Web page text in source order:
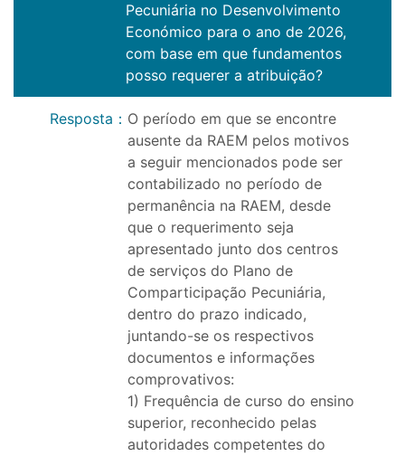
Pecuniária no Desenvolvimento
Económico para o ano de 2026,
com base em que fundamentos
posso requerer a atribuição?
Resposta ： O período em que se encontre
ausente da RAEM pelos motivos
a seguir mencionados pode ser
contabilizado no período de
permanência na RAEM, desde
que o requerimento seja
apresentado junto dos centros
de serviços do Plano de
Comparticipação Pecuniária,
dentro do prazo indicado,
juntando-se os respectivos
documentos e informações
comprovativos:
1) Frequência de curso do ensino
superior, reconhecido pelas
autoridades competentes do